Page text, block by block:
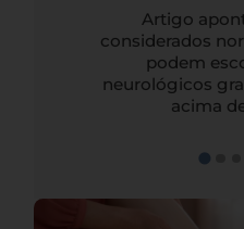
Artigo
considerados
podem
neurológicos
acima